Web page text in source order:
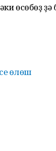
өсөбөҙ ҙә
өлөш